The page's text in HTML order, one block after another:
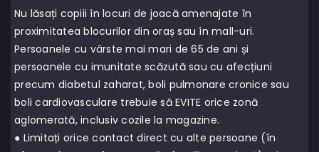
Nu lăsați copiii în locuri de joacă amenajate în
proximitatea blocurilor din oraș sau în mall-uri.
Persoanele cu vârste mai mari de 65 de ani și
persoanele cu imunitate scăzută sau cu afecțiuni
precum diabetul zaharat, boli pulmonare cronice sau
boli cardiovasculare trebuie să EVITE orice zonă
aglomerată, inclusiv cozile la magazine.
● Limitați orice contact direct cu alte persoane (în